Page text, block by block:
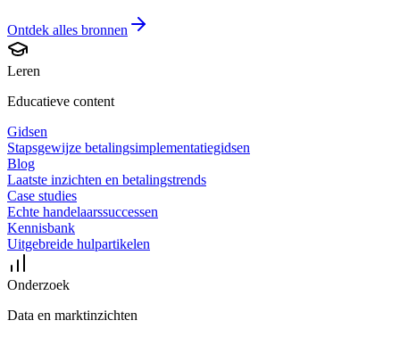
Ontdek alles bronnen
Leren
Educatieve content
Gidsen
Stapsgewijze betalingsimplementatiegidsen
Blog
Laatste inzichten en betalingstrends
Case studies
Echte handelaarssuccessen
Kennisbank
Uitgebreide hulpartikelen
Onderzoek
Data en marktinzichten